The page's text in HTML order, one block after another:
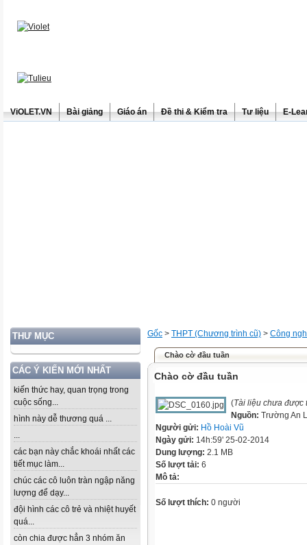
ViOLET.VN Bài giảng Giáo án Đề thi & Kiểm tra Tư liệu E-
THƯ MỤC
CÁC Ý KIẾN MỚI NHẤT
kiến thức hay, quan trọng trong
cuộc sống...
hình này dễ thương quá ...
...
các bạn này chắc khoái nhất các
tiết mục làm...
chúc các cô luôn tràn ngập năng
lượng để dạy...
đội hình các cô trẻ và nhiệt huyết
quá...
còn chia được hẳn 3 nhóm ăn
Gốc > THPT (Chương trình cũ) > Công
Chào cờ đầu tuần
Chào cờ đầu tuần
(Tài liệu chưa được
Nguồn: Trường An
Người gửi: Hồ Hoài Vũ
Ngày gửi: 14h:59' 25-02-2014
Dung lượng: 2.1 MB
Số lượt tải: 6
Mô tả:
Số lượt thích: 0 người